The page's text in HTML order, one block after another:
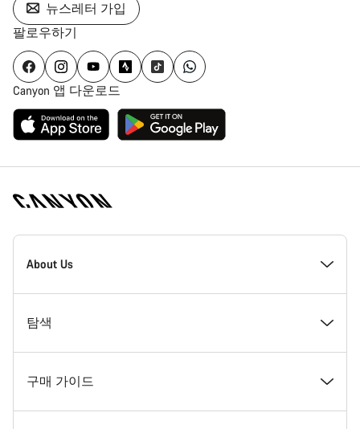
뉴스레터 가입
팔로우하기
Canyon 앱 다운로드
[footer.linksList.title]
About Us
수상경력
인재 채용
탐색
뉴스 및 스토리
구매 가이드